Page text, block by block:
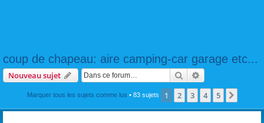
coup de chapeau: aire camping-car garage etc...
Nouveau sujet Rechercher
Marquer tous les sujets comme lus • 83 sujets 1 2 3 4 5